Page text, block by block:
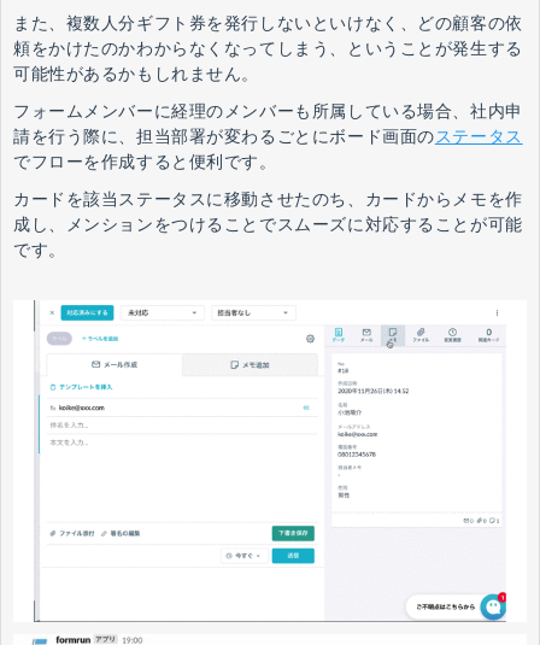
また、複数人分ギフト券を発行しないといけなく、どの顧客の依
頼をかけたのかわからなくなってしまう、ということが発生する
可能性があるかもしれません。
フォームメンバーに経理のメンバーも所属している場合、社内申
請を行う際に、担当部署が変わるごとにボード画面のステータス
でフローを作成すると便利です。
カードを該当ステータスに移動させたのち、カードからメモを作
成し、メンションをつけることでスムーズに対応することが可能
です。